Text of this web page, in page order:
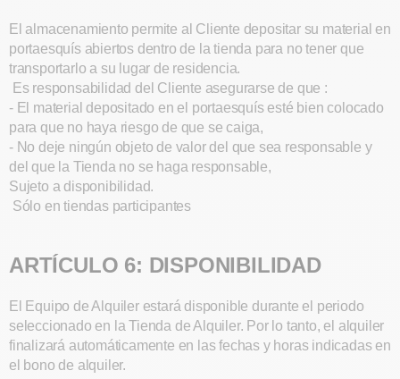
El almacenamiento permite al Cliente depositar su material en
portaesquís abiertos dentro de la tienda para no tener que
transportarlo a su lugar de residencia.
Es responsabilidad del Cliente asegurarse de que :
- El material depositado en el portaesquís esté bien colocado
para que no haya riesgo de que se caiga,
- No deje ningún objeto de valor del que sea responsable y
del que la Tienda no se haga responsable,
Sujeto a disponibilidad.
Sólo en tiendas participantes
ARTÍCULO 6: DISPONIBILIDAD
El Equipo de Alquiler estará disponible durante el periodo
seleccionado en la Tienda de Alquiler. Por lo tanto, el alquiler
finalizará automáticamente en las fechas y horas indicadas en
el bono de alquiler.